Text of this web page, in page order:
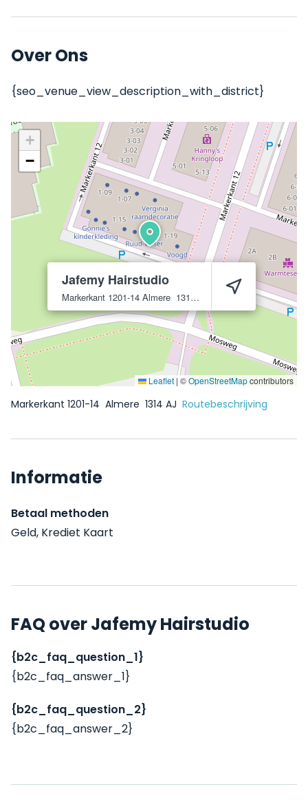
Over Ons
{seo_venue_view_description_with_district}
Jafemy Hairstudio
Markerkant 1201-14 Almere 1314 AJ
+
−
Leaflet | ©OpenStreetMapcontributors
Markerkant 1201-14 Almere 1314 AJ Routebeschrijving
Informatie
Betaal methoden
Geld, Krediet Kaart
FAQ over Jafemy Hairstudio
{b2c_faq_question_1}
{b2c_faq_answer_1}
{b2c_faq_question_2}
{b2c_faq_answer_2}